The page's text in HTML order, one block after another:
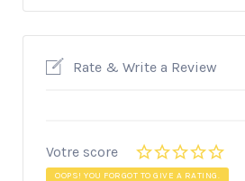
Rate & Write a Review
Votre score
OOPS! YOU FORGOT TO GIVE A RATING.